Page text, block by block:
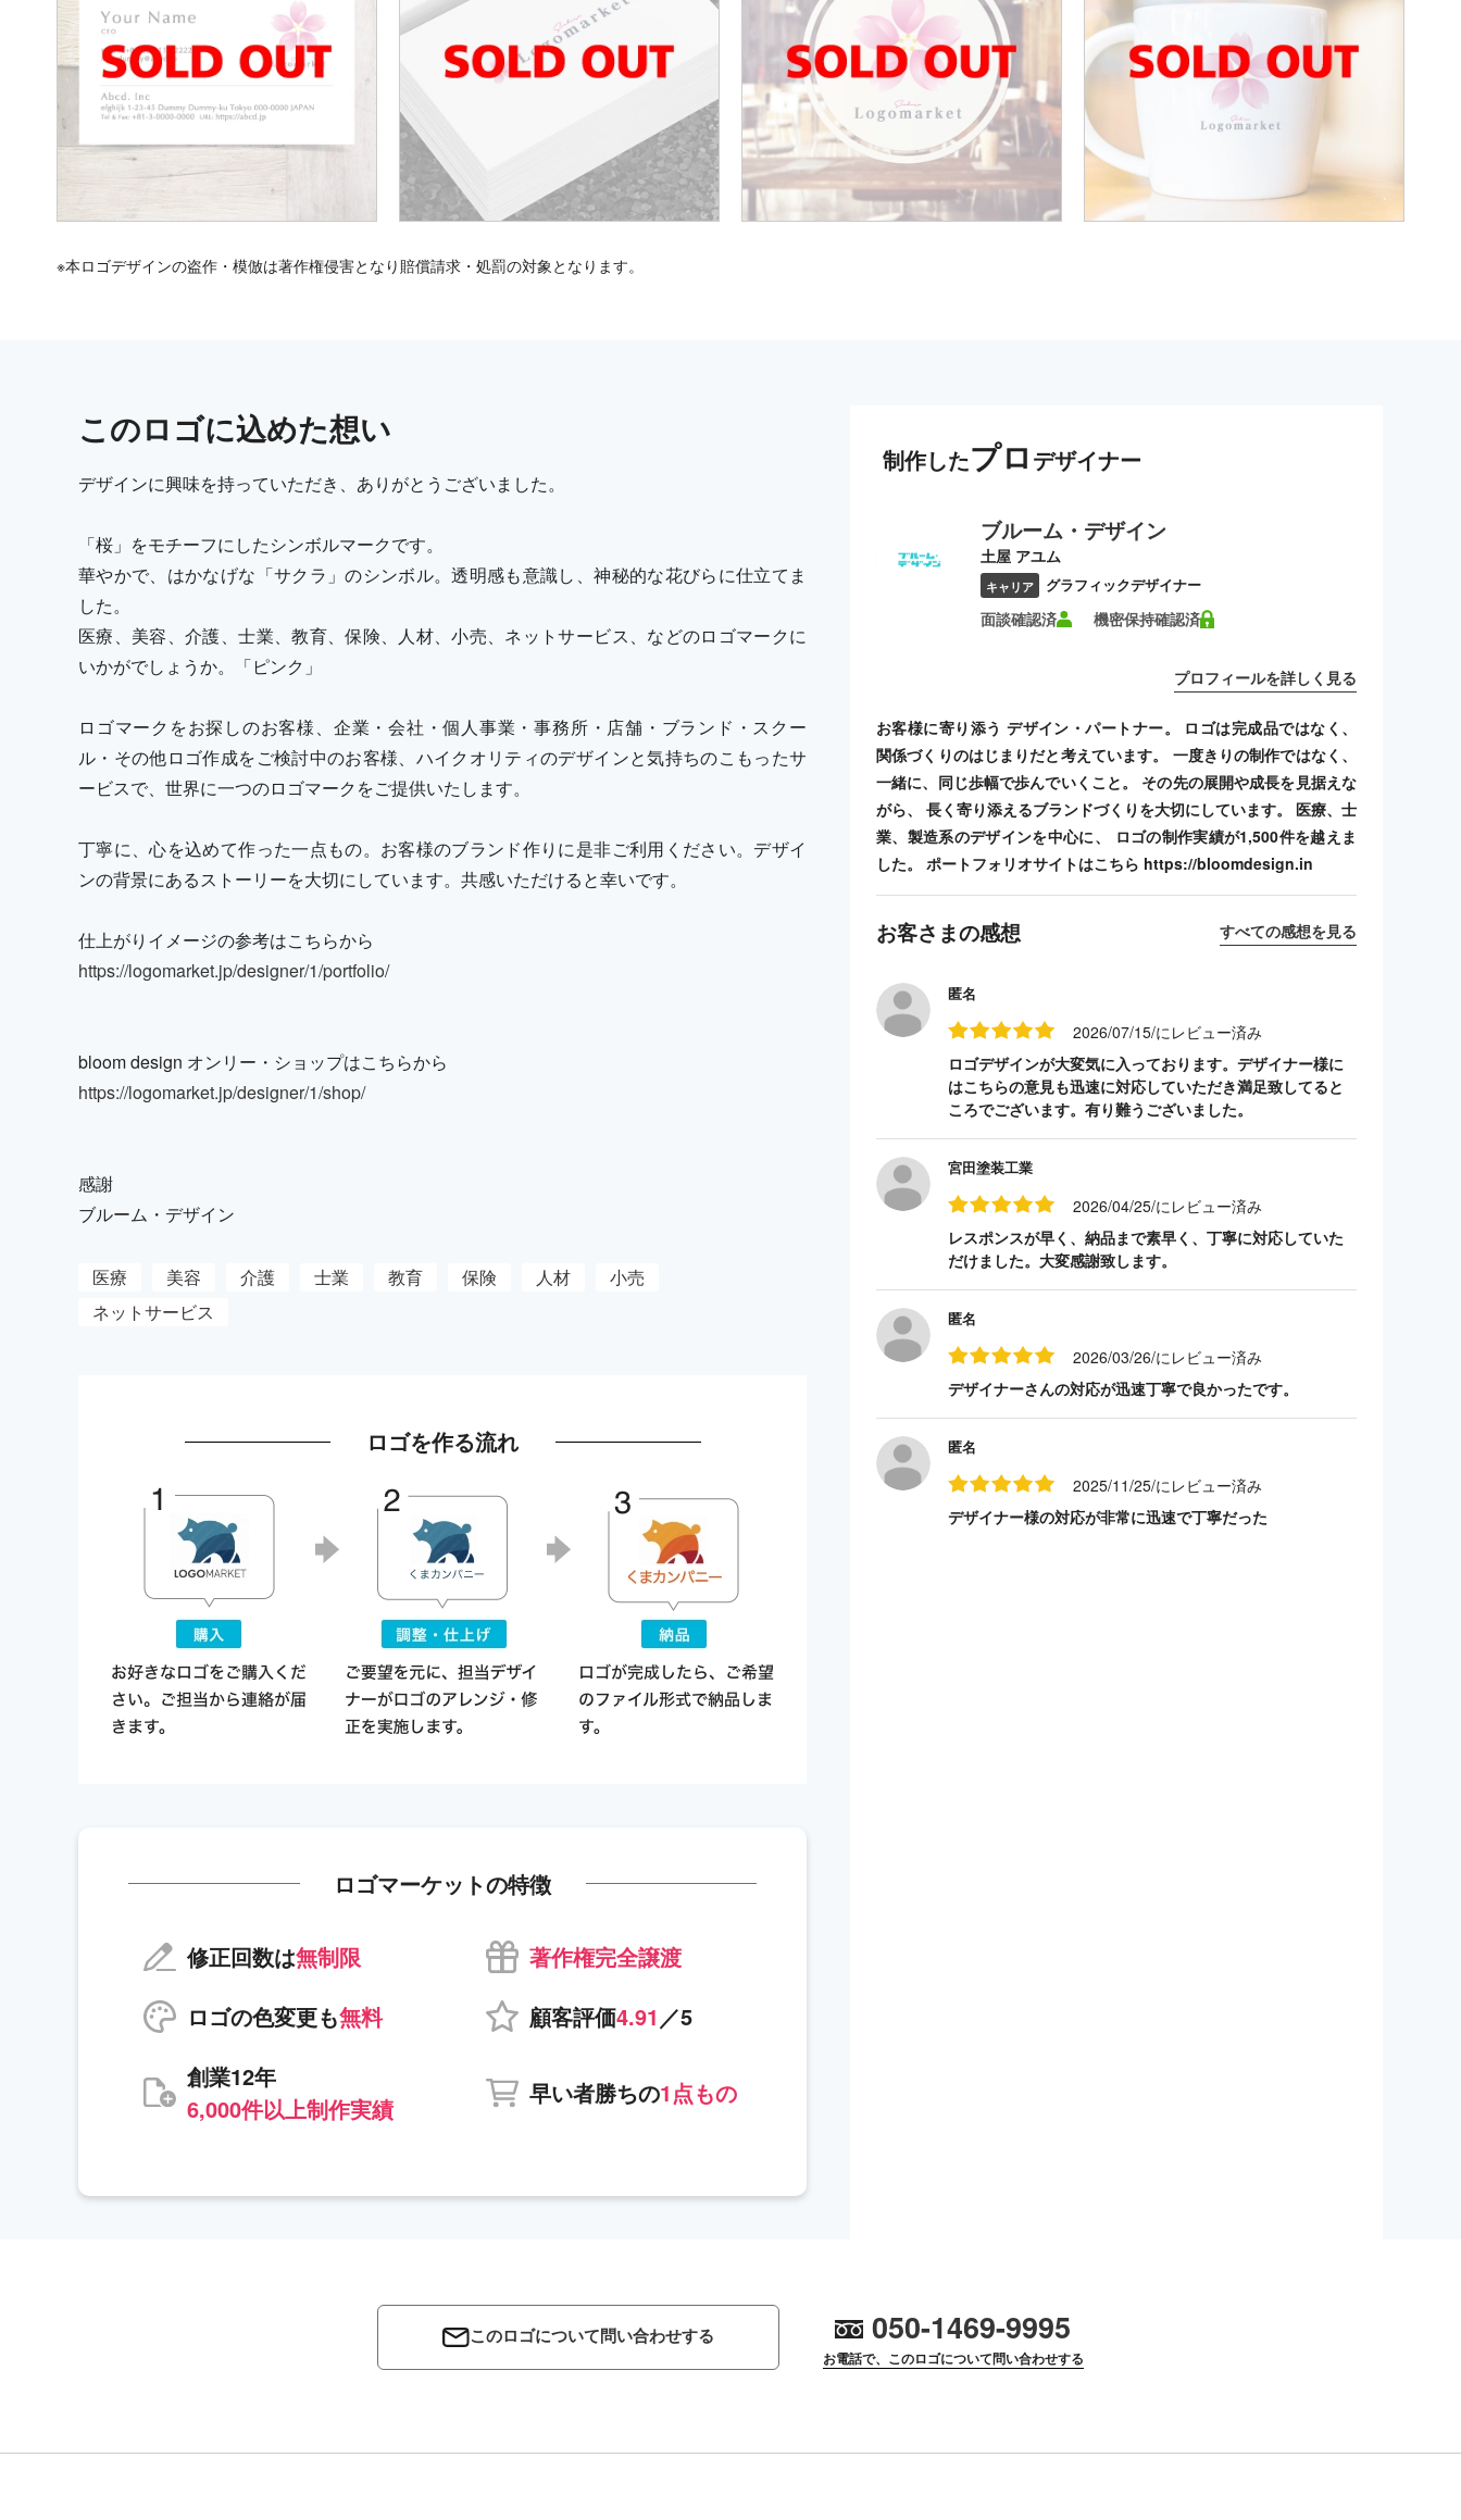
※本ロゴデザインの盗作・模倣は著作権侵害となり賠償請求・処罰の対象となります。
このロゴに込めた想い
デザインに興味を持っていただき、ありがとうございました。
「桜」をモチーフにしたシンボルマークです。
華やかで、はかなげな「サクラ」のシンボル。透明感も意識し、神秘的な花びらに仕立てま
した。
医療、美容、介護、士業、教育、保険、人材、小売、ネットサービス、などのロゴマークに
いかがでしょうか。「ピンク」
ロゴマークをお探しのお客様、企業・会社・個人事業・事務所・店舗・ブランド・スクー
ル・その他ロゴ作成をご検討中のお客様、ハイクオリティのデザインと気持ちのこもったサ
ービスで、世界に一つのロゴマークをご提供いたします。
丁寧に、心を込めて作った一点もの。お客様のブランド作りに是非ご利用ください。デザイ
ンの背景にあるストーリーを大切にしています。共感いただけると幸いです。
仕上がりイメージの参考はこちらから
https://logomarket.jp/designer/1/portfolio/
bloom design オンリー・ショップはこちらから
https://logomarket.jp/designer/1/shop/
感謝
ブルーム・デザイン
医療 美容 介護 士業 教育 保険 人材
小売
ネットサービス
ロゴを作る流れ
ロゴマーケットの特徴
修正回数は無制限
著作権完全譲渡
ロゴの色変更も無料 顧客評価4.91 ／5
創業12年
6,000件以上制作実績
早い者勝ちの1点もの
制作したプロ デザイナー
ブルーム・デザイン
土屋 アユム
キャリア グラフィックデザイナー
面談確認済 機密保持確認済
プロフィールを詳しく見る
お客様に寄り添う デザイン・パートナー。 ロゴは完成品ではなく、
関係づくりのはじまりだと考えています。 一度きりの制作ではなく、
一緒に、同じ歩幅で歩んでいくこと。 その先の展開や成長を見据えな
がら、 長く寄り添えるブランドづくりを大切にしています。 医療、士
業、製造系のデザインを中心に、 ロゴの制作実績が1,500件を越えま
した。 ポートフォリオサイトはこちら https://bloomdesign.in
お客さまの感想 すべての感想を見る
匿名
2026/07/15/にレビュー済み
ロゴデザインが大変気に入っております。デザイナー様に
はこちらの意見も迅速に対応していただき満足致してると
ころでございます。有り難うございました。
宮田塗装工業
2026/04/25/にレビュー済み
レスポンスが早く、納品まで素早く、丁寧に対応していた
だけました。大変感謝致します。
匿名
2026/03/26/にレビュー済み
デザイナーさんの対応が迅速丁寧で良かったです。
匿名
2025/11/25/にレビュー済み
デザイナー様の対応が非常に迅速で丁寧だった
このロゴについて問い合わせする 050-1469-9995
お電話で、このロゴについて問い合わせする